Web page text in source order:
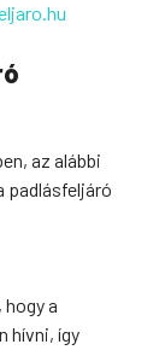
az alábbi
padlásfeljáró
a
hívni, így